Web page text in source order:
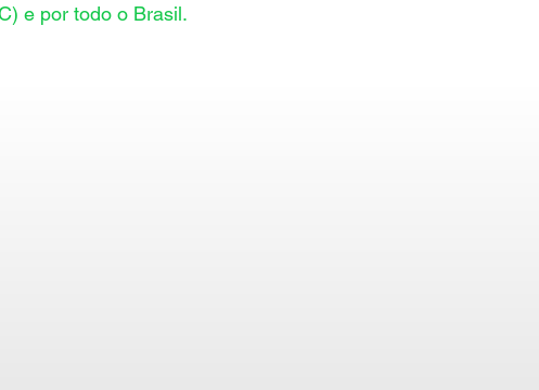
e por todo o Brasil.